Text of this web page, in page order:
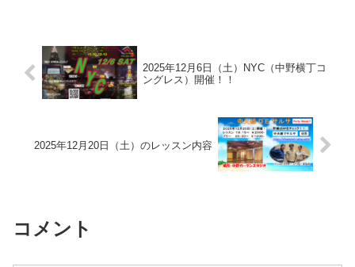
2025年12月6日（土）NYC（中野横丁コ
ングレス）開催！！
2025年12月20日（土）のレッスン内容
コメント